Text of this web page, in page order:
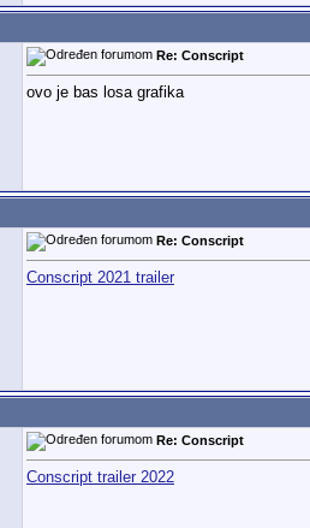
Re: Conscript
ovo je bas losa grafika
Re: Conscript
Conscript 2021 trailer
Re: Conscript
Conscript trailer 2022